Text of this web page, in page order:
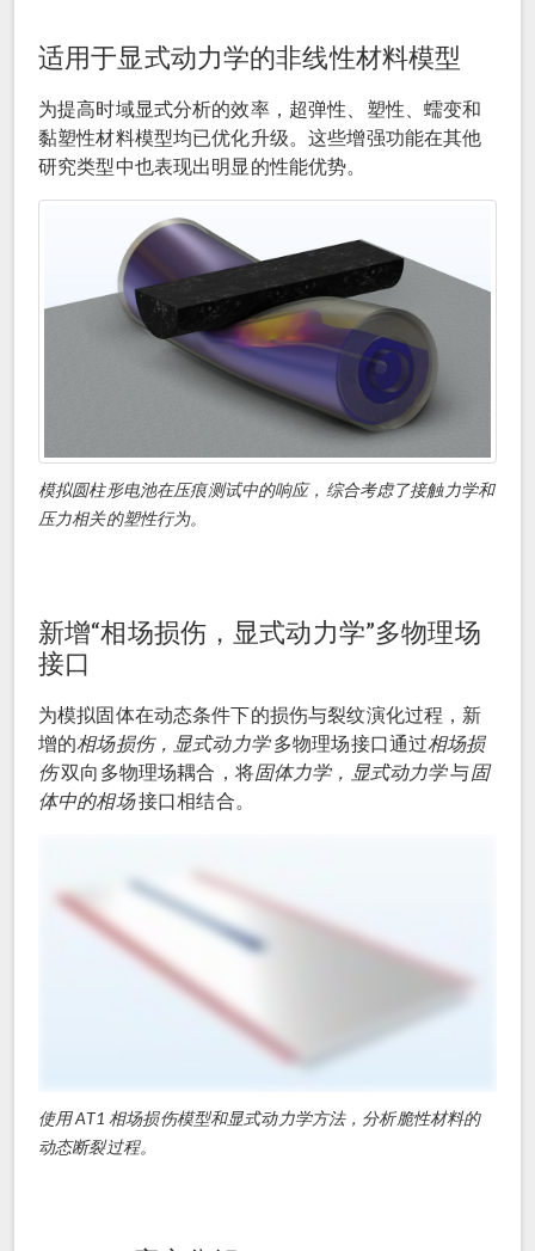
适用于显式动力学的非线性材料模型
为提高时域显式分析的效率，超弹性、塑性、蠕变和
黏塑性材料模型均已优化升级。这些增强功能在其他
研究类型中也表现出明显的性能优势。
模拟圆柱形电池在压痕测试中的响应，综合考虑了接触力学和
压力相关的塑性行为。
新增“相场损伤，显式动力学”多物理场
接口
为模拟固体在动态条件下的损伤与裂纹演化过程，新
增的相场损伤，显式动力学多物理场接口通过相场损
伤双向多物理场耦合，将固体力学，显式动力学与固
体中的相场接口相结合。
使用 AT1 相场损伤模型和显式动力学方法，分析脆性材料的
动态断裂过程。